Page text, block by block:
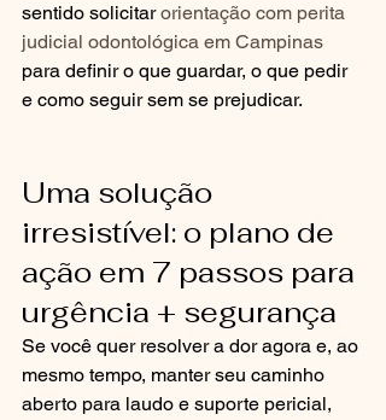
sentido solicitar orientação com perita
judicial odontológica em Campinas
para definir o que guardar, o que pedir
e como seguir sem se prejudicar.
Uma solução
irresistível: o plano de
ação em 7 passos para
urgência + segurança
Se você quer resolver a dor agora e, ao
mesmo tempo, manter seu caminho
aberto para laudo e suporte pericial,